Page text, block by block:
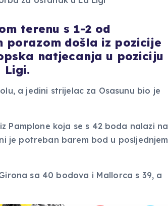
terenu s 1-2 od
porazom došla iz pozicije
natjecanja u poziciju
Ligi.
a jedini strijelac za Osasunu bio je
Pamplone koja se s 42 boda nalazi na
je potreban barem bod u posljednjem
sa 40 bodova i Mallorca s 39, a